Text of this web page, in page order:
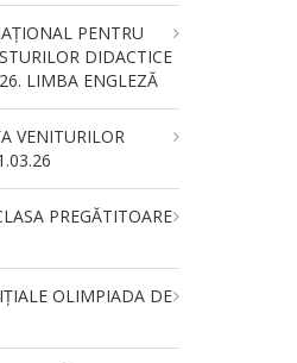
PENTRU
DIDACTICE
LIMBA ENGLEZĂ
VENITURILOR
PREGĂTITOARE
OLIMPIADA DE